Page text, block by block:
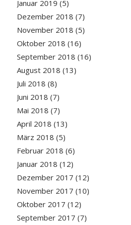
Januar 2019 (5)
Dezember 2018 (7)
November 2018 (5)
Oktober 2018 (16)
September 2018 (16)
August 2018 (13)
Juli 2018 (8)
Juni 2018 (7)
Mai 2018 (7)
April 2018 (13)
März 2018 (5)
Februar 2018 (6)
Januar 2018 (12)
Dezember 2017 (12)
November 2017 (10)
Oktober 2017 (12)
September 2017 (7)